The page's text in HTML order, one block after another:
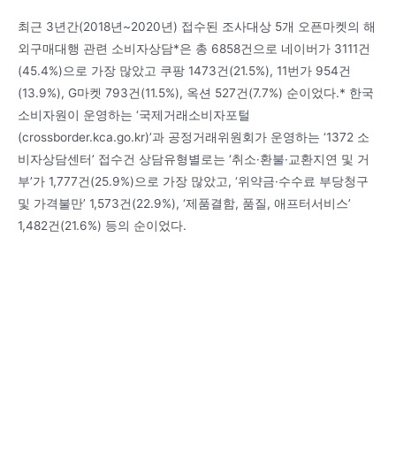
최근 3년간(2018년~2020년) 접수된 조사대상 5개 오픈마켓의 해
외구매대행 관련 소비자상담*은 총 6858건으로 네이버가 3111건
(45.4%)으로 가장 많았고 쿠팡 1473건(21.5%), 11번가 954건
(13.9%), G마켓 793건(11.5%), 옥션 527건(7.7%) 순이었다.* 한국
소비자원이 운영하는 ‘국제거래소비자포털
(crossborder.kca.go.kr)’과 공정거래위원회가 운영하는 ‘1372 소
비자상담센터’ 접수건 상담유형별로는 ‘취소·환불·교환지연 및 거
부’가 1,777건(25.9%)으로 가장 많았고, ‘위약금·수수료 부당청구
및 가격불만’ 1,573건(22.9%), ‘제품결함, 품질, 애프터서비스’
1,482건(21.6%) 등의 순이었다.